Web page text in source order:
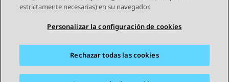
Mapa del sitio Condiciones de Uso
Privacidad
Política de Cookies
Marcas registradas
estrictamente necesarias) en su navegador.
Personalizar la configuración de cookies
Rechazar todas las cookies